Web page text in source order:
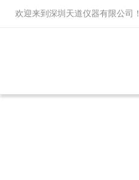
欢迎来到 深圳天道仪器有限公司 ！